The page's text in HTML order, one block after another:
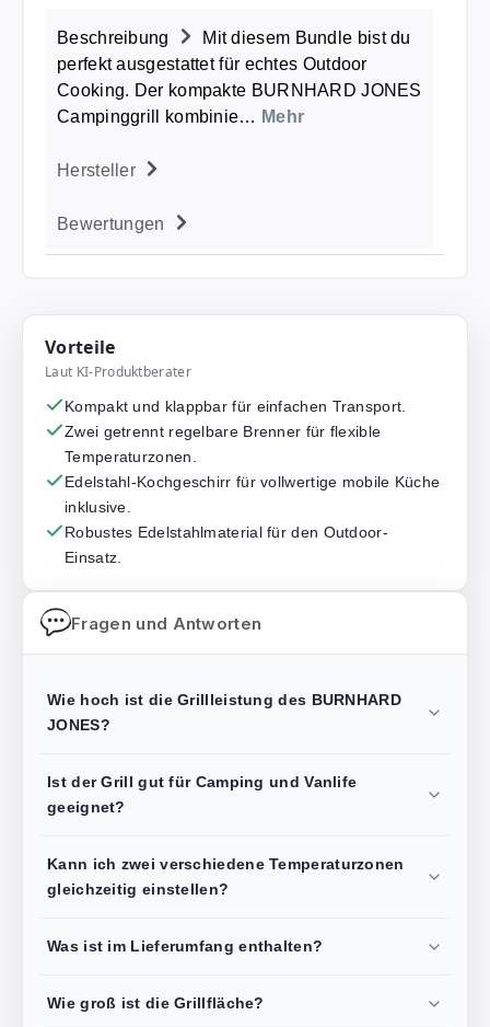
Beschreibung
Mit diesem Bundle bist du
perfekt ausgestattet für echtes Outdoor
Cooking. Der kompakte BURNHARD JONES
Campinggrill kombinie… Mehr
Hersteller
Bewertungen
Vorteile
Laut KI-Produktberater
Kompakt und klappbar für einfachen Transport.
Zwei getrennt regelbare Brenner für flexible
Temperaturzonen.
Edelstahl-Kochgeschirr für vollwertige mobile Küche
inklusive.
Robustes Edelstahlmaterial für den Outdoor-
Einsatz.
Fragen und Antworten
Wie hoch ist die Grillleistung des BURNHARD
JONES?
Ist der Grill gut für Camping und Vanlife
geeignet?
Kann ich zwei verschiedene Temperaturzonen
gleichzeitig einstellen?
Was ist im Lieferumfang enthalten?
Wie groß ist die Grillfläche?